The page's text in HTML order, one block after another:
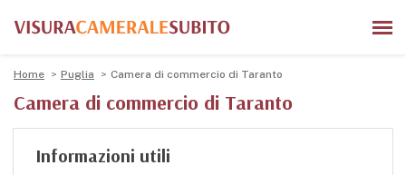
Home Puglia Camera di commercio di Taranto
Camera di commercio di Taranto
Informazioni utili